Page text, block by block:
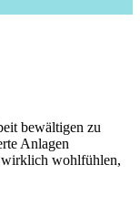
bewältigen zu
Anlagen
wirklich wohlfühlen,